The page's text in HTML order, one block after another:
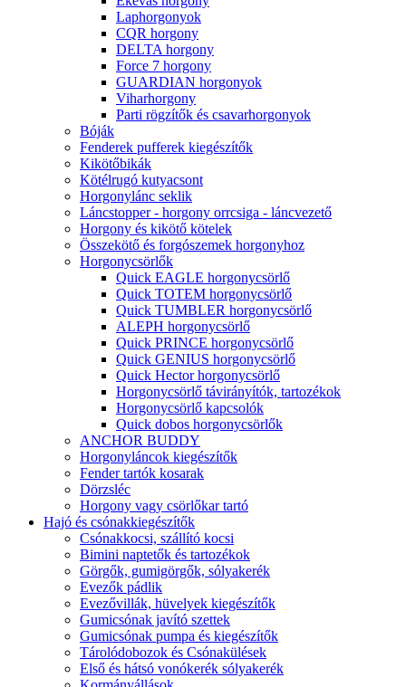
Laphorgonyok
CQR horgony
DELTA horgony
Force 7 horgony
GUARDIAN horgonyok
Viharhorgony
Parti rögzítők és csavarhorgonyok
Bóják
Fenderek pufferek kiegészítők
Kikötőbikák
Kötélrugó kutyacsont
Horgonylánc seklik
Láncstopper - horgony orrcsiga - láncvezető
Horgony és kikötő kötelek
Összekötő és forgószemek horgonyhoz
Horgonycsörlők
Quick EAGLE horgonycsörlő
Quick TOTEM horgonycsörlő
Quick TUMBLER horgonycsörlő
ALEPH horgonycsörlő
Quick PRINCE horgonycsörlő
Quick GENIUS horgonycsörlő
Quick Hector horgonycsörlő
Horgonycsörlő távirányítók, tartozékok
Horgonycsörlő kapcsolók
Quick dobos horgonycsörlők
ANCHOR BUDDY
Horgonyláncok kiegészítők
Fender tartók kosarak
Dörzsléc
Horgony vagy csörlőkar tartó
Hajó és csónakkiegészítők
Csónakkocsi, szállító kocsi
Bimini naptetők és tartozékok
Görgők, gumigörgők, sólyakerék
Evezők pádlik
Evezővillák, hüvelyek kiegészítők
Gumicsónak javító szettek
Gumicsónak pumpa és kiegészítők
Tárolódobozok és Csónakülések
Első és hátsó vonókerék sólyakerék